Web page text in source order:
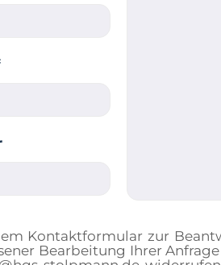
Kontaktformular zur
Bearbeitung Ihrer